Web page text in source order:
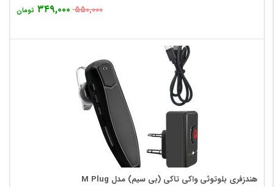
۵۵۰,۰۰۰ ۳۴۹,۰۰۰ تومان
هندزفری بلوتوثی واکی تاکی (بی سیم) مدل M Plug